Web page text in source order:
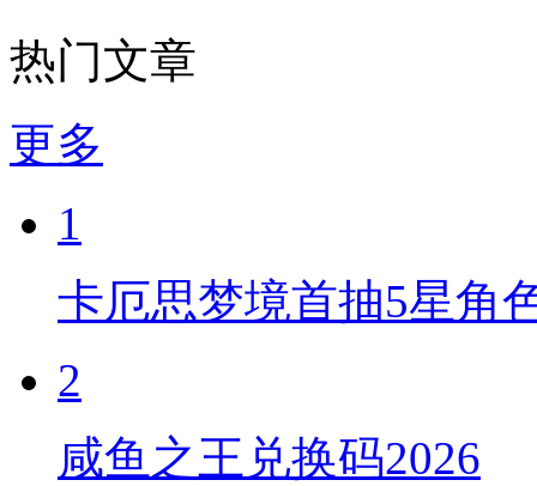
热门文章
更多
1
卡厄思梦境首抽5星角
2
咸鱼之王兑换码2026